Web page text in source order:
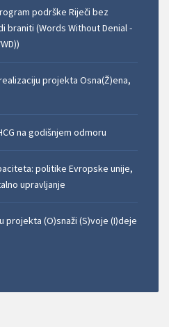
podrške Riječi bez
braniti (Words Without Denial -
projekta Osna(Ž)ena,
na godišnjem odmoru
politike Evropske unije,
upravljanje
projekta (O)snaži (S)voje (I)deje